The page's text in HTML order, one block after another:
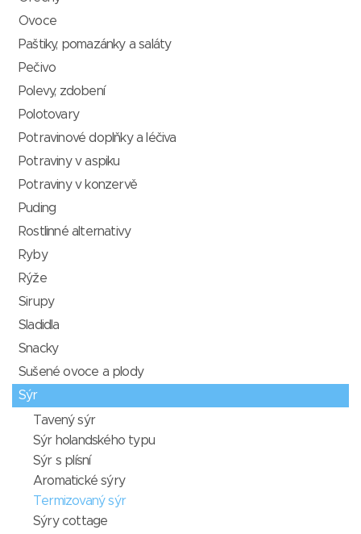
Ovoce
Paštiky, pomazánky a saláty
Pečivo
Polevy, zdobení
Polotovary
Potravinové doplňky a léčiva
Potraviny v aspiku
Potraviny v konzervě
Puding
Rostlinné alternativy
Ryby
Rýže
Sirupy
Sladidla
Snacky
Sušené ovoce a plody
Sýr
Tavený sýr
Sýr holandského typu
Sýr s plísní
Aromatické sýry
Termizovaný sýr
Sýry cottage